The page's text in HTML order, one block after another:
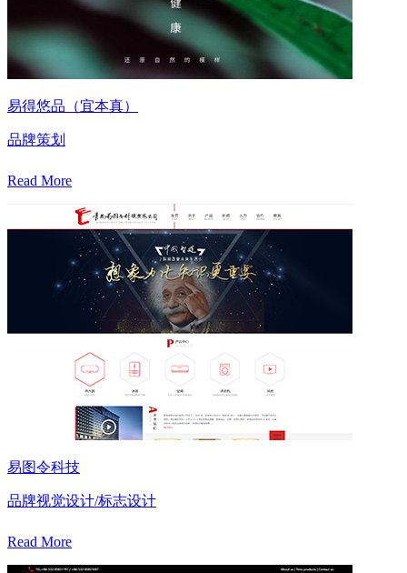
易得悠品（宜本真）
品牌策划
Read More
易图令科技
品牌视觉设计/标志设计
Read More